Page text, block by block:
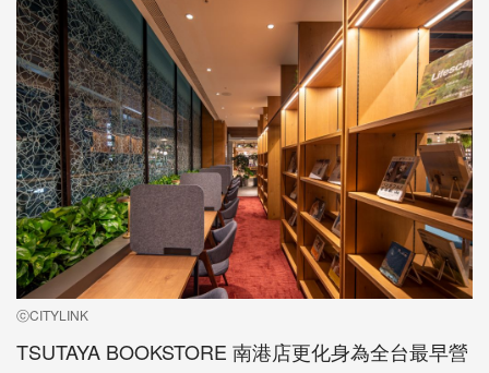
ⓒCITYLINK
TSUTAYA BOOKSTORE 南港店更化身為全台最早營